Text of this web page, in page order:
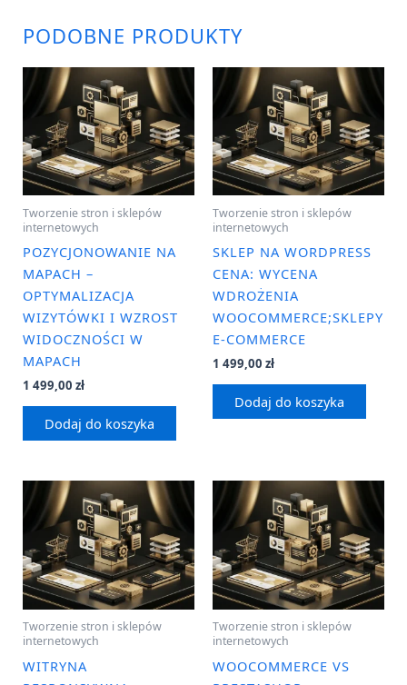
PODOBNE PRODUKTY
Tworzenie stron i sklepów
internetowych
POZYCJONOWANIE NA
MAPACH –
OPTYMALIZACJA
WIZYTÓWKI I WZROST
WIDOCZNOŚCI W
MAPACH
1 499,00 zł
Dodaj do koszyka
Tworzenie stron i sklepów
internetowych
SKLEP NA WORDPRESS
CENA: WYCENA
WDROŻENIA
WOOCOMMERCE;SKLEPY
E-COMMERCE
1 499,00 zł
Dodaj do koszyka
Tworzenie stron i sklepów
internetowych
WITRYNA
Tworzenie stron i sklepów
internetowych
WOOCOMMERCE VS